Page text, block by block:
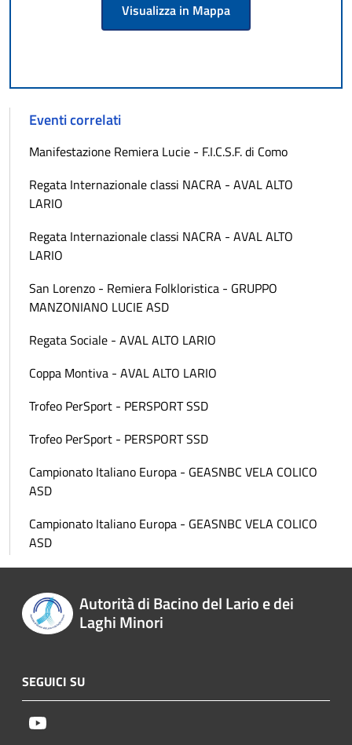
Visualizza in Mappa
Eventi correlati
Manifestazione Remiera Lucie - F.I.C.S.F. di Como
Regata Internazionale classi NACRA - AVAL ALTO
LARIO
Regata Internazionale classi NACRA - AVAL ALTO
LARIO
San Lorenzo - Remiera Folkloristica - GRUPPO
MANZONIANO LUCIE ASD
Regata Sociale - AVAL ALTO LARIO
Coppa Montiva - AVAL ALTO LARIO
Trofeo PerSport - PERSPORT SSD
Trofeo PerSport - PERSPORT SSD
Campionato Italiano Europa - GEASNBC VELA COLICO
ASD
Campionato Italiano Europa - GEASNBC VELA COLICO
ASD
Autorità di Bacino del Lario e dei
Laghi Minori
SEGUICI SU